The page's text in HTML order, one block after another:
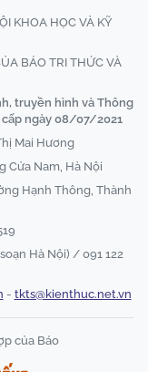
KHOA HỌC VÀ KỸ
BÁO TRI THỨC VÀ
truyền hình và Thông
ngày 08/07/2021
Mai Hương
Cửa Nam, Hà Nội
Hạnh Thông, Thành
Hà Nội) / 091 122
- tkts@kienthuc.net.vn
của Báo